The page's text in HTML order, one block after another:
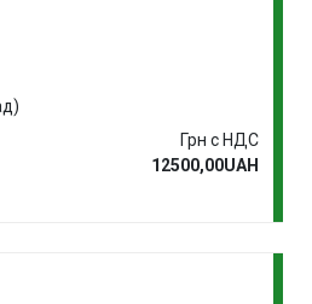
Грн с НДС
12500,00UAH